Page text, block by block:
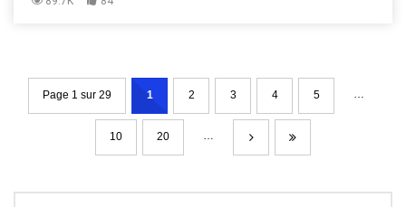
Page 1 sur 29 1 2 3 4 5
10 20